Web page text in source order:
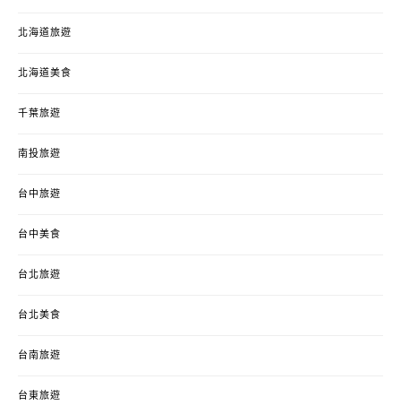
北海道旅遊
北海道美食
千葉旅遊
南投旅遊
台中旅遊
台中美食
台北旅遊
台北美食
台南旅遊
台東旅遊